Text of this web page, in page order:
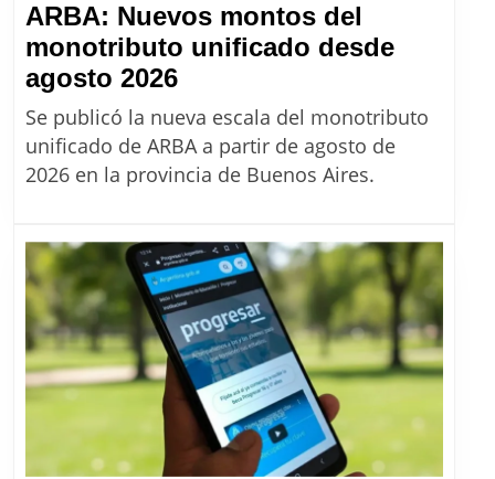
ARBA: Nuevos montos del
monotributo unificado desde
agosto 2026ARBA:
Nuevos
montos
del
desde
agosto
2026
Se publicó la nueva escala del monotributo
unificado de ARBA a partir de agosto de
2026 en la provincia de Buenos Aires.